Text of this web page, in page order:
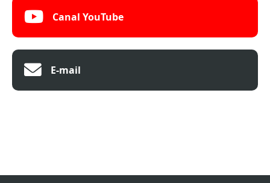
Canal YouTube
E-mail